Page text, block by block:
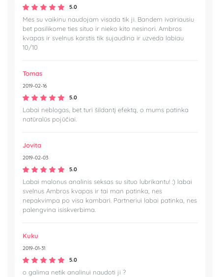
5.0
Mes su vaikinu naudojam visada tik ji. Bandem ivairiausiu
bet pasilikome ties situo ir nieko kito nesinori. Ambros
kvapas ir svelnus karstis tik sujaudina ir uzveda labiau
10/10
Tomas
2019-02-16
5.0
Labai neblogas, bet turi šildantį efektą, o mums patinka
natūralūs pojūčiai.
Jovita
2019-02-03
5.0
Labai malonus analinis seksas su situo lubrikantu! :) labai
svelnus Ambros kvapas ir tai man patinka, nes
nepakvimpa po visa kambari. Partneriui labai patinka, nes
palengvina isiskverbima.
Kuku
2019-01-31
5.0
o galima netik analinui naudoti ji ?